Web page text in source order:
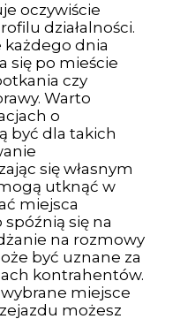
oczywiście
działalności.
każdego dnia
się po mieście
czy
Warto
o
być dla takich
się własnym
utknąć w
miejsca
się na
na rozmowy
być uznane za
kontrahentów.
miejsce
możesz